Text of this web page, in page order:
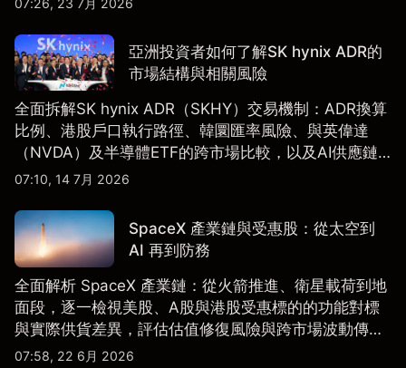
07:26, 23 7月 2026
亞洲投資者如何了解SK hynix ADR的
市場結構與相關風險
全面拆解SK hynix ADR（SKHY）交易機制：ADR換算
比例、港股戶口執行路徑、韓圜匯率風險、與英偉達
（NVDA）及半導體ETF的跨市場比較，以及AI供應鏈
配置框架，適合香港及亞洲投資者參考。
07:10, 14 7月 2026
SpaceX 產業鏈與受惠股：從太空到
AI 再到防務
全面解析 SpaceX 產業鏈：從火箭推進、衛星載荷到地
面段，逐一檢視美股、A股與港股受惠標的的功能對標
與實際供貨差異，評估估值修復風險與跨市場波動傳
導。
07:58, 22 6月 2026